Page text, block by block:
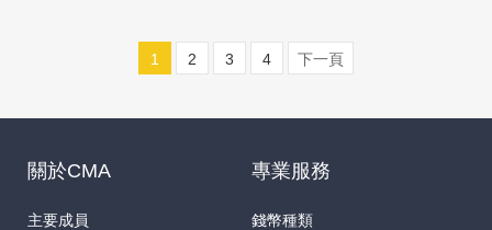
1 2 3 4 下一頁
關於CMA
主要成員
專業服務
錢幣種類